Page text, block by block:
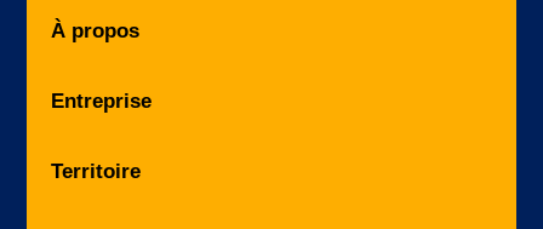
À propos
Entreprise
Territoire